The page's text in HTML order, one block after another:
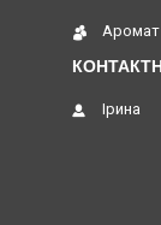
Аромат
Ірина